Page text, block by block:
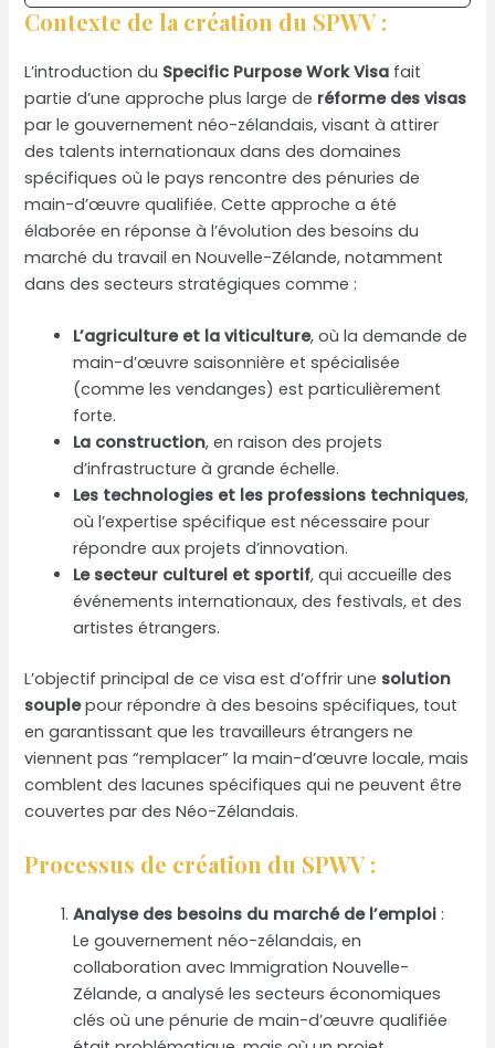
Contexte de la création du SPWV :
L’introduction du Specific Purpose Work Visa fait
partie d’une approche plus large de réforme des visas
par le gouvernement néo-zélandais, visant à attirer
des talents internationaux dans des domaines
spécifiques où le pays rencontre des pénuries de
main-d’œuvre qualifiée. Cette approche a été
élaborée en réponse à l’évolution des besoins du
marché du travail en Nouvelle-Zélande, notamment
dans des secteurs stratégiques comme :
L’agriculture et la viticulture, où la demande de
main-d’œuvre saisonnière et spécialisée
(comme les vendanges) est particulièrement
forte.
La construction, en raison des projets
d’infrastructure à grande échelle.
Les technologies et les professions techniques,
où l’expertise spécifique est nécessaire pour
répondre aux projets d’innovation.
Le secteur culturel et sportif, qui accueille des
événements internationaux, des festivals, et des
artistes étrangers.
L’objectif principal de ce visa est d’offrir une solution
souplepour répondre à des besoins spécifiques, tout
en garantissant que les travailleurs étrangers ne
viennent pas “remplacer” la main-d’œuvre locale, mais
comblent des lacunes spécifiques qui ne peuvent être
couvertes par des Néo-Zélandais.
Processus de création du SPWV :
Analyse des besoins du marché de l’emploi :
Le gouvernement néo-zélandais, en
collaboration avec Immigration Nouvelle-
Zélande, a analysé les secteurs économiques
clés où une pénurie de main-d’œuvre qualifiée